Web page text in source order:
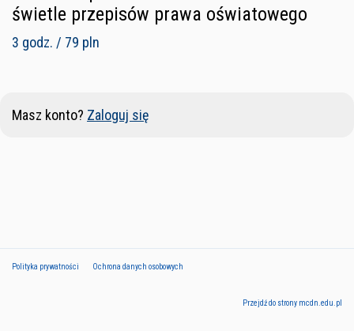
świetle przepisów prawa oświatowego
3 godz. / 79 pln
Masz konto? Zaloguj się
Polityka prywatności Ochrona danych osobowych
Przejdź do strony mcdn.edu.pl